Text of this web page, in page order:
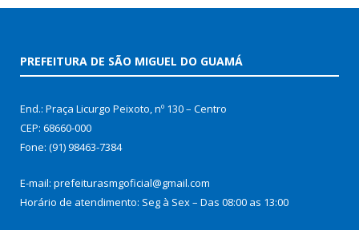
PREFEITURA DE SÃO MIGUEL DO GUAMÁ
End.: Praça Licurgo Peixoto, nº 130 – Centro
CEP: 68660-000
Fone: (91) 98463-7384
E-mail: prefeiturasmgoficial@gmail.com
Horário de atendimento: Seg à Sex – Das 08:00 as 13:00